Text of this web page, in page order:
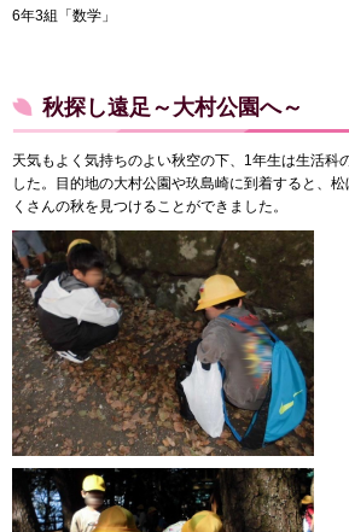
6年3組「数学」
秋探し遠足～大村公園へ～
天気もよく気持ちのよい秋空の下、1年生は生活科
した。目的地の大村公園や玖島崎に到着すると、
くさんの秋を見つけることができました。